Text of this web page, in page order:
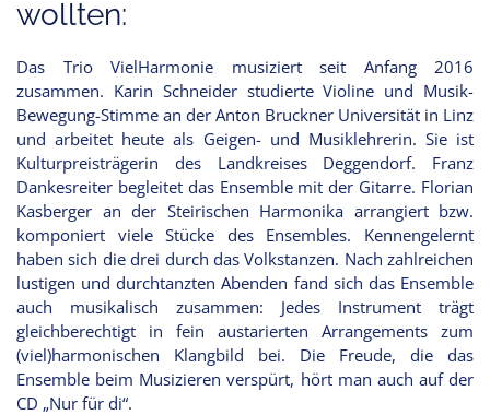
wollten:
Das Trio VielHarmonie musiziert seit Anfang 2016
zusammen. Karin Schneider studierte Violine und Musik-
Bewegung-Stimme an der Anton Bruckner Universität in Linz
und arbeitet heute als Geigen- und Musiklehrerin. Sie ist
Kulturpreisträgerin des Landkreises Deggendorf. Franz
Dankesreiter begleitet das Ensemble mit der Gitarre. Florian
Kasberger an der Steirischen Harmonika arrangiert bzw.
komponiert viele Stücke des Ensembles. Kennengelernt
haben sich die drei durch das Volkstanzen. Nach zahlreichen
lustigen und durchtanzten Abenden fand sich das Ensemble
auch musikalisch zusammen: Jedes Instrument trägt
gleichberechtigt in fein austarierten Arrangements zum
(viel)harmonischen Klangbild bei. Die Freude, die das
Ensemble beim Musizieren verspürt, hört man auch auf der
CD „Nur für di“.